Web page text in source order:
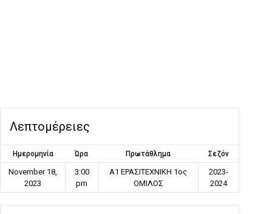
Λεπτομέρειες
Ημερομηνία Ώρα Πρωτάθλημα Σεζόν
November 18,
2023
3:00
pm
Α1 ΕΡΑΣΙΤΕΧΝΙΚΗ 1ος
ΟΜΙΛΟΣ
2023-
2024